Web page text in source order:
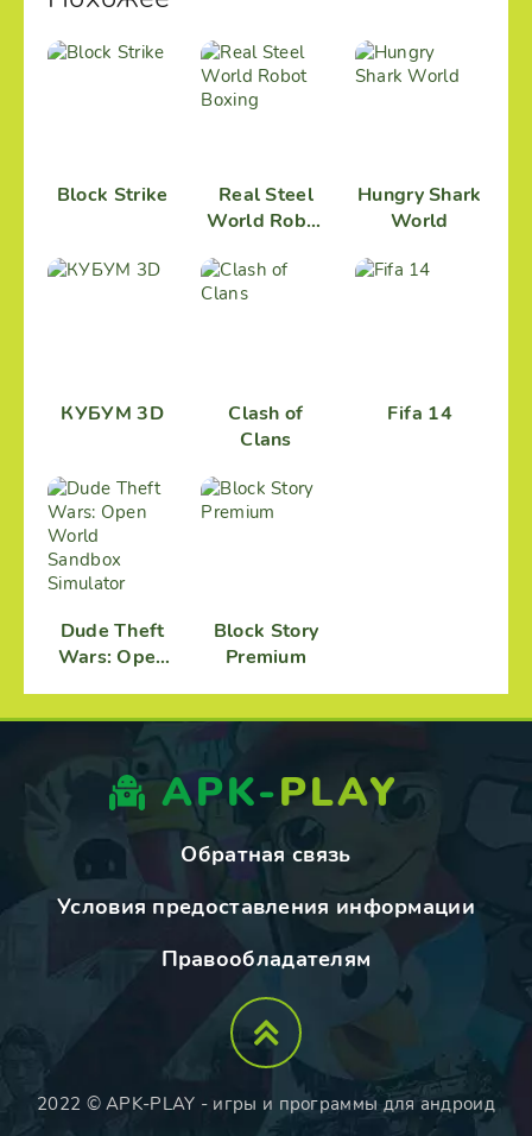
Block Strike
Real Steel
World Robot
Hungry Shark
World
КУБУМ 3D
Clash of
Clans
Fifa 14
Dude Theft
Wars: Open
Simulator
Block Story
Premium
APK-PLAY
Обратная связь
Условия предоставления информации
Правообладателям
2022 © APK-PLAY - игры и программы для андроид